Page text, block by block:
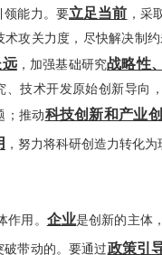
领能力。要立足当前 ，采
攻关力度，尽快解决制
，加强基础研究战略性
、技术开发原始创新导向
；推动科技创新和产业
，努力将科研创造力转化为
作用。 企业是创新的主体
带动的。要通过政策引